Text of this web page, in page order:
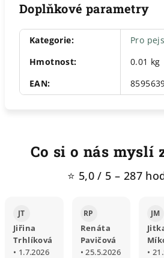
Doplňkové parametry
Kategorie:
Pro
Hmotnost:
0.01 kg
EAN:
Co si o nás myslí
⭐ 5,0 / 5 – 287
JT
Jiřina
Trhlíková
• 1.7.2026
RP
Renáta
Pavičová
• 25.5.2026
JM
•